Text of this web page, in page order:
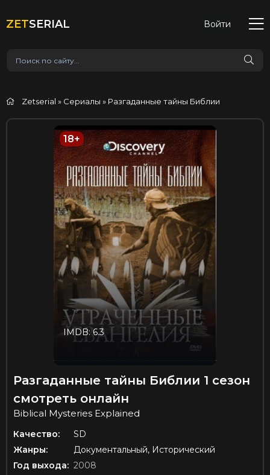
ZETSERIAL Войти
Zetserial » Сериалы » Разгаданные тайны Библии
18+
IMDB: 6.3
Разгаданные тайны Библии 1 сезон
смотреть онлайн
Biblical Mysteries Explained
Качество:
SD
Жанры:
Документальный, Исторический
Год выхода: 2008